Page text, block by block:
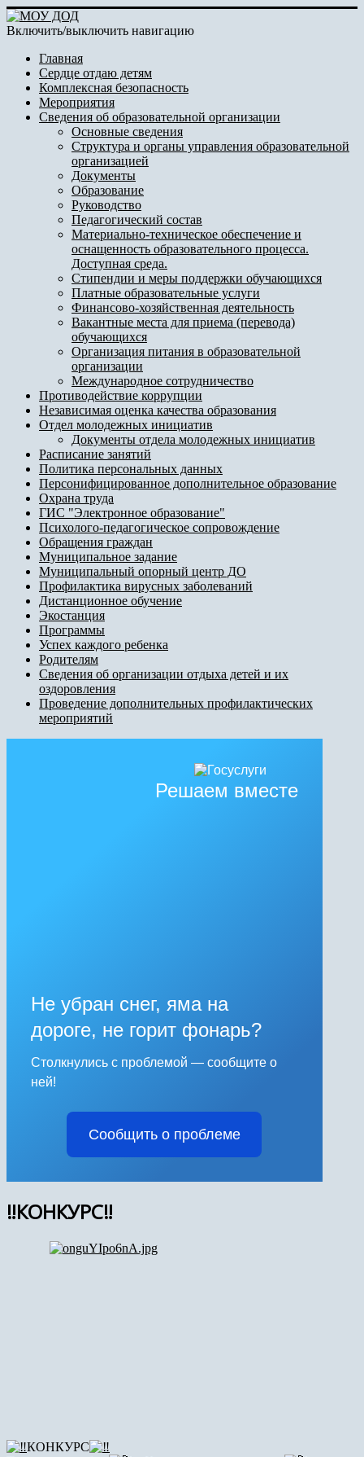
Включить/выключить навигацию
Главная
Сердце отдаю детям
Комплексная безопасность
Мероприятия
Сведения об образовательной организации
Основные сведения
Структура и органы управления образовательной
организацией
Документы
Образование
Руководство
Педагогический состав
Материально-техническое обеспечение и
оснащенность образовательного процесса.
Доступная среда.
Стипендии и меры поддержки обучающихся
Платные образовательные услуги
Финансово-хозяйственная деятельность
Вакантные места для приема (перевода)
обучающихся
Организация питания в образовательной
организации
Международное сотрудничество
Противодействие коррупции
Независимая оценка качества образования
Отдел молодежных инициатив
Документы отдела молодежных инициатив
Расписание занятий
Политика персональных данных
Персонифицированное дополнительное образование
Охрана труда
ГИС "Электронное образование"
Психолого-педагогическое сопровождение
Обращения граждан
Муниципальное задание
Муниципальный опорный центр ДО
Профилактика вирусных заболеваний
Дистанционное обучение
Экостанция
Программы
Успех каждого ребенка
Родителям
Сведения об организации отдыха детей и их
оздоровления
Проведение дополнительных профилактических
мероприятий
Решаем вместе
Не убран снег, яма на
дороге, не горит фонарь?
Столкнулись с проблемой — сообщите о
ней!
Сообщить о проблеме
‼КОНКУРС‼
КОНКУРС